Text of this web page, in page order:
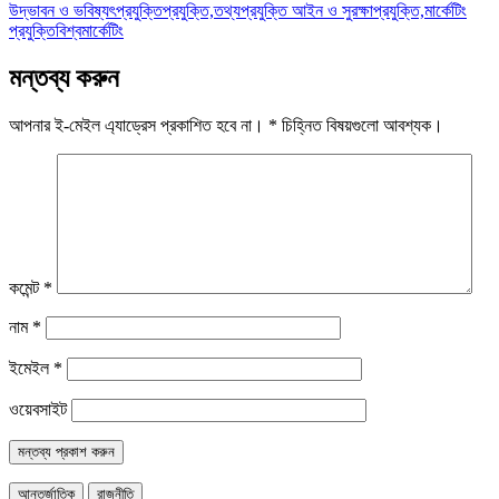
উদ্ভাবন ও ভবিষ্যৎপ্রযুক্তিপ্রযুক্তি,তথ্যপ্রযুক্তি আইন ও সুরক্ষাপ্রযুক্তি,মার্কেটিং
প্রযুক্তিবিশ্বমার্কেটিং
মন্তব্য করুন
আপনার ই-মেইল এ্যাড্রেস প্রকাশিত হবে না। * চিহ্নিত বিষয়গুলো আবশ্যক।
কমেন্ট *
নাম *
ইমেইল *
ওয়েবসাইট
আন্তর্জাতিক রাজনীতি